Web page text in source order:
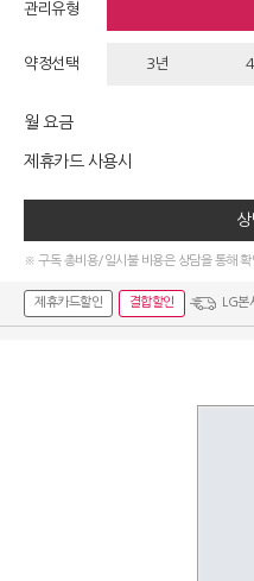
관리유형
약정선택 3년
월 요금
제휴카드 사용시
※ 구독 총비용/일시불 비용은 상담을 통해 확
제휴카드할인 결합할인 LG